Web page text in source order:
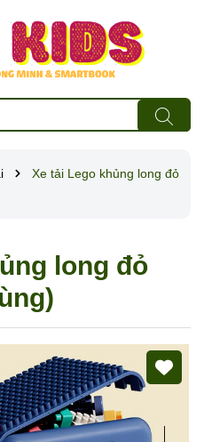
Xe tải Lego khủng long đỏ
long đỏ